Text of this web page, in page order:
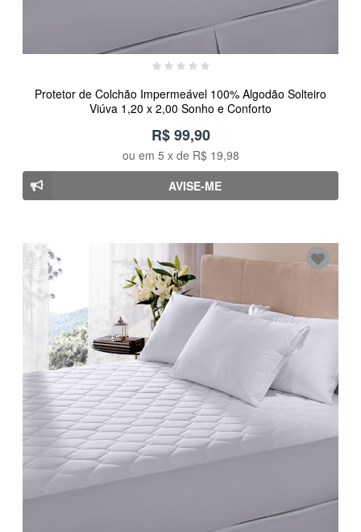
Protetor de Colchão Impermeável 100% Algodão Solteiro
Viúva 1,20 x 2,00 Sonho e Conforto
R$ 99,90
ou em 5 x de R$ 19,98
AVISE-ME